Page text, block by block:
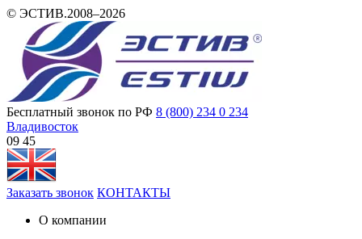
© ЭСТИВ.2008–2026
Бесплатный звонок по РФ 8 (800) 234 0 234
Владивосток
09 45
Заказать звонок КОНТАКТЫ
О компании